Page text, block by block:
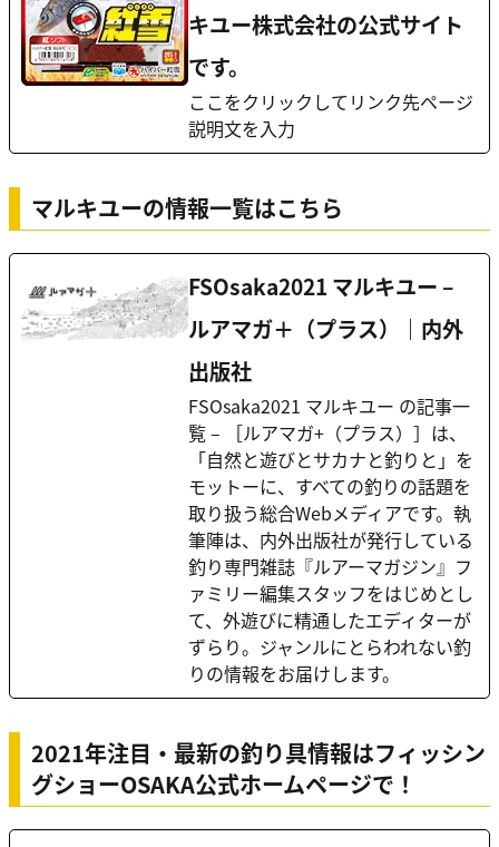
キユー株式会社の公式サイト
です。
ここをクリックしてリンク先ページ
説明文を入力
マルキユーの情報一覧はこちら
FSOsaka2021 マルキユー –
ルアマガ＋（プラス）｜内外
出版社
FSOsaka2021 マルキユー の記事一
覧 – ［ルアマガ+（プラス）］は、
「自然と遊びとサカナと釣りと」を
モットーに、すべての釣りの話題を
取り扱う総合Webメディアです。執
筆陣は、内外出版社が発行している
釣り専門雑誌『ルアーマガジン』フ
ァミリー編集スタッフをはじめとし
て、外遊びに精通したエディターが
ずらり。ジャンルにとらわれない釣
りの情報をお届けします。
2021年注目・最新の釣り具情報はフィッシン
グショーOSAKA公式ホームページで！